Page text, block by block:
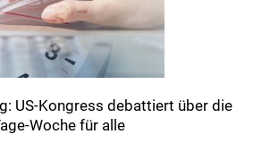
US-Kongress debattiert über die
Woche für alle